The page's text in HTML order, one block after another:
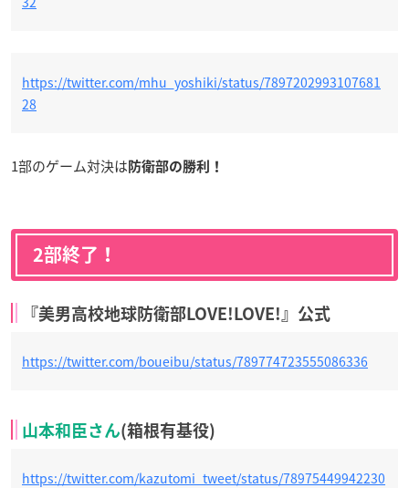
https://twitter.com/mhu_yoshiki/status/7897202993107681
28
1部のゲーム対決は 防衛部の勝利！
2部終了！
『美男高校地球防衛部LOVE!LOVE!』公式
https://twitter.com/boueibu/status/789774723555086336
山本和臣さん(箱根有基役)
https://twitter.com/kazutomi_tweet/status/78975449942230